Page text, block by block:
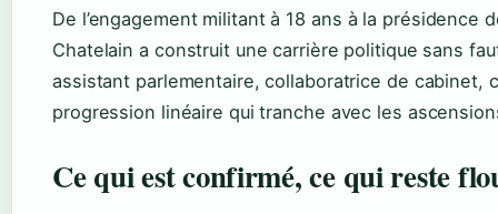
De l’engagement militant à 18 ans à la présidence
Chatelain a construit une carrière politique sans
assistant parlementaire, collaboratrice de cabinet,
progression linéaire qui tranche avec les
Ce qui est confirmé, ce qui reste